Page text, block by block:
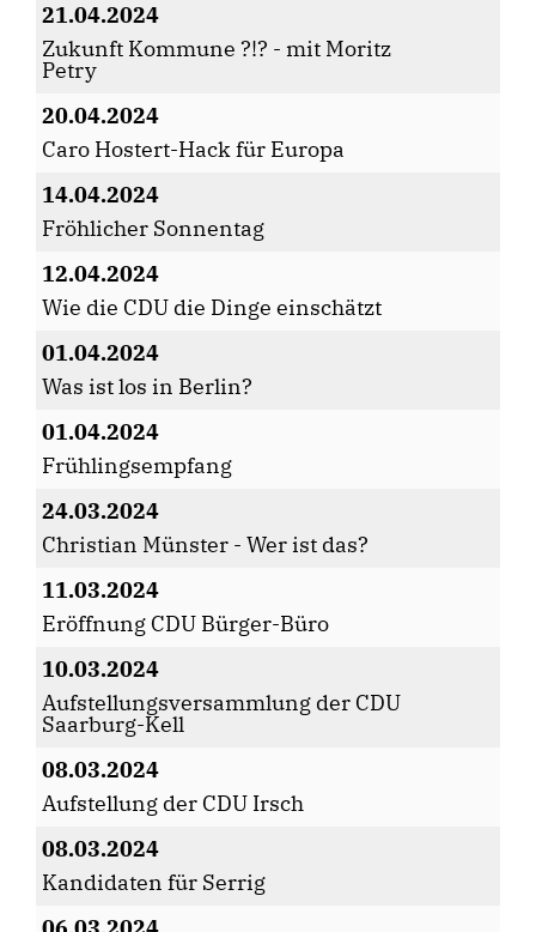
21.04.2024
Zukunft Kommune ?!? - mit Moritz
Petry
20.04.2024
Caro Hostert-Hack für Europa
14.04.2024
Fröhlicher Sonnentag
12.04.2024
Wie die CDU die Dinge einschätzt
01.04.2024
Was ist los in Berlin?
01.04.2024
Frühlingsempfang
24.03.2024
Christian Münster - Wer ist das?
11.03.2024
Eröffnung CDU Bürger-Büro
10.03.2024
Aufstellungsversammlung der CDU
Saarburg-Kell
08.03.2024
Aufstellung der CDU Irsch
08.03.2024
Kandidaten für Serrig